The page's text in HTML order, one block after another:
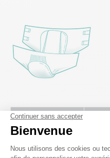
Change
complet
Premia Super